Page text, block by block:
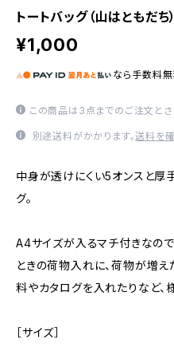
トートバッグ（山はともだち）
¥1,000
なら 手数料無
この商品は3点までのご注文とさ
別途送料がかかります。送料を
中身が透けにくい5オンスと厚
グ。
A4サイズが入るマチ付きなの
ときの荷物入れに、荷物が増
料やカタログを入れたりなど、
［サイズ］